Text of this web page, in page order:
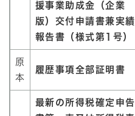
援事業助成金（企業
版）交付申請書兼実績
報告書（様式第1号）
原
本
履歴事項全部証明書
最新の所得税確定申告